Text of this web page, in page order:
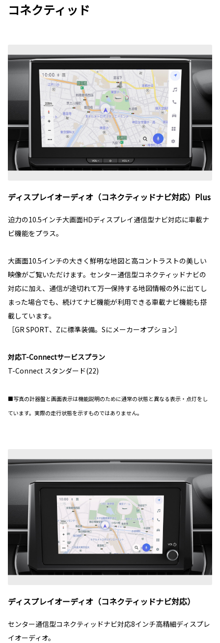
コネクティッド
ディスプレイオーディオ（コネクティッドナビ対応）Plus
迫力の10.5インチ大画面HDディスプレイ通信型ナビ対応に車載ナ
ビ機能をプラス。
大画面10.5インチの大きく鮮明な地図と高コントラストの美しい
映像がご覧いただけます。センター通信型コネクティッドナビの
対応に加え、通信が途切れて万一保持する地図情報の外に出てし
まった場合でも、続けてナビ機能が利用できる車載ナビ機能も搭
載しています。
［GR SPORT、Zに標準装備。Sにメーカーオプション］
対応T-Connectサービスプラン
T-Connect スタンダード(22)
■写真の計器盤と画面表示は機能説明のために通常の状態と異なる表示・点灯をし
ています。実際の走行状態を示すものではありません。
ディスプレイオーディオ（コネクティッドナビ対応）
センター通信型コネクティッドナビ対応8インチ高精細ディスプレ
イオーディオ。